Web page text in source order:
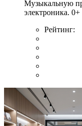
Музыкальную
электроника. 0+
Рейтинг: